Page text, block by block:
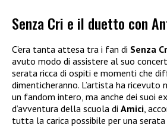
Senza Cri e il duetto con
C’era tanta attesa tra i fan di Senza
avuto modo di assistere al suo
serata ricca di ospiti e momenti che
dimenticheranno. L’artista ha ricevuto
un fandom intero, ma anche dei suoi
d’avventura della scuola di Amici,
tutta la carica possibile per una serata